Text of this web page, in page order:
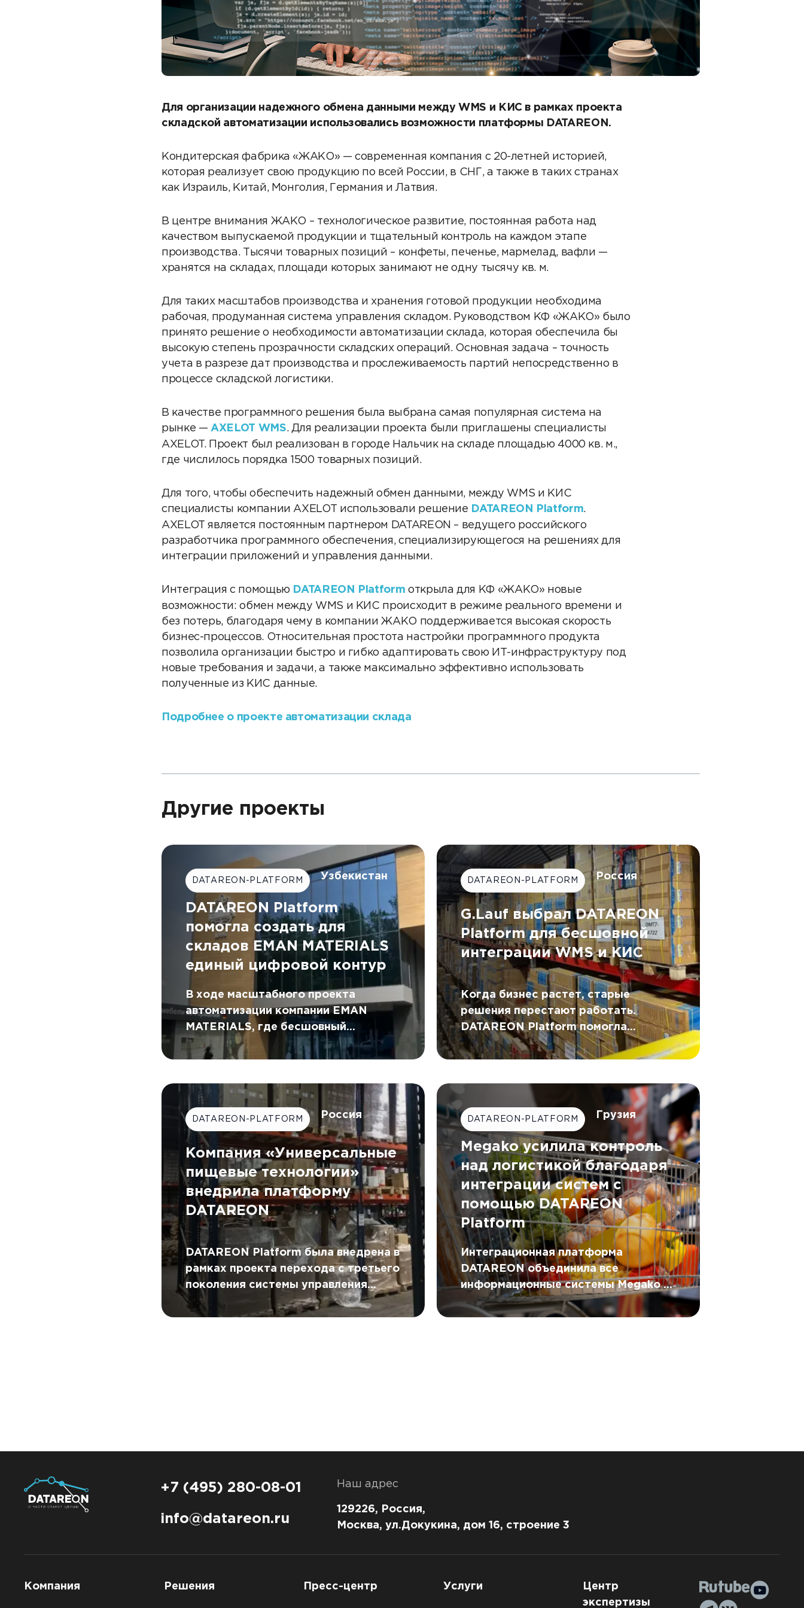
Для организации надежного обмена данными между WMS и КИС в рамках проекта
складской автоматизации использовались возможности платформы DATAREON.
Кондитерская фабрика «ЖАКО» — современная компания с 20-летней историей,
которая реализует свою продукцию по всей России, в СНГ, а также в таких странах
как Израиль, Китай, Монголия, Германия и Латвия.
В центре внимания ЖАКО – технологическое развитие, постоянная работа над
качеством выпускаемой продукции и тщательный контроль на каждом этапе
производства. Тысячи товарных позиций – конфеты, печенье, мармелад, вафли —
хранятся на складах, площади которых занимают не одну тысячу кв. м.
Для таких масштабов производства и хранения готовой продукции необходима
рабочая, продуманная система управления складом. Руководством КФ «ЖАКО» было
принято решение о необходимости автоматизации склада, которая обеспечила бы
высокую степень прозрачности складских операций. Основная задача – точность
учета в разрезе дат производства и прослеживаемость партий непосредственно в
процессе складской логистики.
В качестве программного решения была выбрана самая популярная система на
рынке — AXELOT WMS. Для реализации проекта были приглашены специалисты
AXELOT. Проект был реализован в городе Нальчик на складе площадью 4000 кв. м.,
где числилось порядка 1500 товарных позиций.
Для того, чтобы обеспечить надежный обмен данными, между WMS и КИС
специалисты компании AXELOT использовали решение DATAREON Platform.
AXELOT является постоянным партнером DATAREON – ведущего российского
разработчика программного обеспечения, специализирующегося на решениях для
интеграции приложений и управления данными.
Интеграция с помощью DATAREON Platform открыла для КФ «ЖАКО» новые
возможности: обмен между WMS и КИС происходит в режиме реального времени и
без потерь, благодаря чему в компании ЖАКО поддерживается высокая скорость
бизнес-процессов. Относительная простота настройки программного продукта
позволила организации быстро и гибко адаптировать свою ИТ-инфраструктуру под
новые требования и задачи, а также максимально эффективно использовать
полученные из КИС данные.
Подробнее о проекте автоматизации склада
Другие проекты
DATAREON-PLATFORM Узбекистан
DATAREON Platform
помогла создать для
складов EMAN MATERIALS
единый цифровой контур
В ходе масштабного проекта
автоматизации компании EMAN
MATERIALS, где бесшовный
цифровой контур был создан с
помощью DATAREON Platform.
DATAREON-PLATFORM Россия
G.Lauf выбрал DATAREON
Platform для бесшовной
интеграции WMS и КИС
Когда бизнес растет, старые
решения перестают работать.
DATAREON Platform помогла
успешно интегрировать WMS с
двумя КИС компании G.Lauf,
данные в режиме реального времени.
DATAREON-PLATFORM Россия
Компания «Универсальные
пищевые технологии»
внедрила платформу
DATAREON
DATAREON Platform была внедрена в
рамках проекта перехода с третьего
поколения системы управления
складом (WMS) от AXELOT на пятое
DATAREON-PLATFORM Грузия
Megako усилила контроль
над логистикой благодаря
интеграции систем с
помощью DATAREON
Platform
Интеграционная платформа
DATAREON объединила все
информационные системы Megako в
единый цифровой контур.
+7 (495) 280-08-01
info@datareon.ru
Наш адрес
129226, Россия,
Москва, ул.Докукина, дом 16, строение 3
Компания Решения Пресс-центр Услуги
Центр
экспертизы